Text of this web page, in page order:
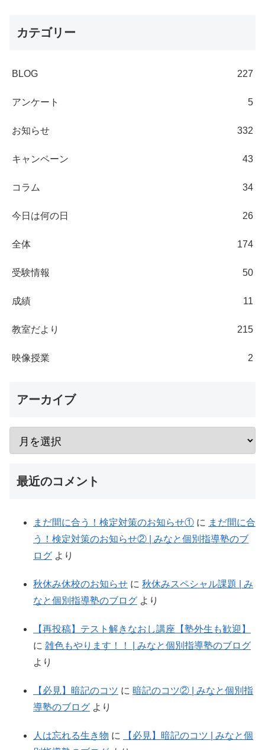
カテゴリー
BLOG 227
アンケート 5
お知らせ 332
キャンペーン 43
コラム 34
今日は何の日 26
全体 174
受験情報 50
成績 11
教室だより 215
映像授業 2
アーカイブ
最近のコメント
まだ間に合う！検定対策のお知らせ① に まだ間に合
う！検定対策のお知らせ② | みなと個別指導塾のブ
ログ より
秋休み休校のお知らせ に 秋休みスペシャル課題 | み
なと個別指導塾のブログ より
【再投稿】テスト解きなおし講座【塾外生も歓迎】
に 雑色もやります！！ | みなと個別指導塾のブログ
より
【必見】暗記のコツ に 暗記のコツ② | みなと個別指
導塾のブログ より
人は忘れる生き物 に
【必見】暗記のコツ | みなと個